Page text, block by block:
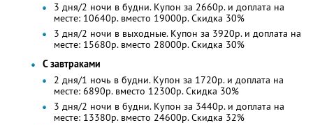
3 дня/2 ночи в будни. Купон за 2660р. и доплата на
месте: 10640р. вместо 19000р. Скидка 30%
3 дня/2 ночи в выходные. Купон за 3920р. и доплата на
месте: 15680р. вместо 28000р. Скидка 30%
С завтраками
2 дня/1 ночь в будни. Купон за 1720р. и доплата на
месте: 6890р. вместо 12300р. Скидка 30%
3 дня/2 ночи в будни. Купон за 3440р. и доплата на
месте: 13380р. вместо 24600р. Скидка 32%